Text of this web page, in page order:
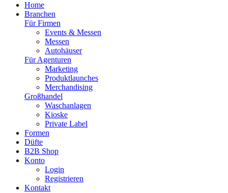
Home
Branchen
Für Firmen
Events & Messen
Messen
Autohäuser
Für Agenturen
Marketing
Produktlaunches
Merchandising
Großhandel
Waschanlagen
Kioske
Private Label
Formen
Düfte
B2B Shop
Konto
Login
Registrieren
Kontakt